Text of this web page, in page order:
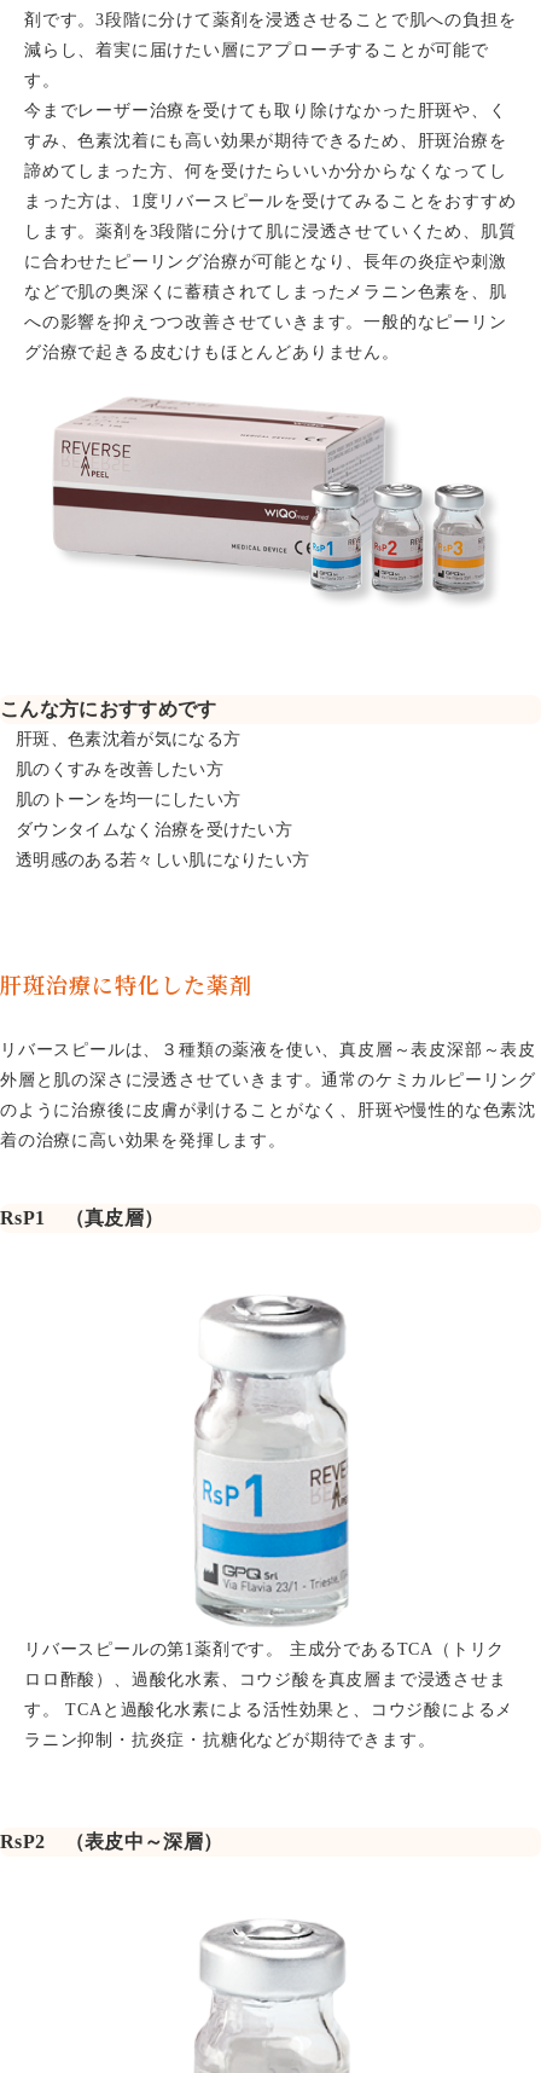
プライバシーポリシー
剤です。3段階に分けて薬剤を浸透させることで肌への負担を
減らし、着実に届けたい層にアプローチすることが可能で
す。
今までレーザー治療を受けても取り除けなかった肝斑や、く
すみ、色素沈着にも高い効果が期待できるため、肝斑治療を
諦めてしまった方、何を受けたらいいか分からなくなってし
まった方は、1度リバースピールを受けてみることをおすすめ
します。薬剤を3段階に分けて肌に浸透させていくため、肌質
に合わせたピーリング治療が可能となり、長年の炎症や刺激
などで肌の奥深くに蓄積されてしまったメラニン色素を、肌
への影響を抑えつつ改善させていきます。一般的なピーリン
グ治療で起きる皮むけもほとんどありません。
こんな方におすすめです
肝斑、色素沈着が気になる方
肌のくすみを改善したい方
肌のトーンを均一にしたい方
ダウンタイムなく治療を受けたい方
透明感のある若々しい肌になりたい方
肝斑治療に特化した薬剤
リバースピールは、３種類の薬液を使い、真皮層～表皮深部～表皮
外層と肌の深さに浸透させていきます。通常のケミカルピーリング
のように治療後に皮膚が剥けることがなく、肝斑や慢性的な色素沈
着の治療に高い効果を発揮します。
RsP1 （真皮層）
リバースピールの第1薬剤です。 主成分であるTCA（トリク
ロロ酢酸）、過酸化水素、コウジ酸を真皮層まで浸透させま
す。 TCAと過酸化水素による活性効果と、コウジ酸によるメ
ラニン抑制・抗炎症・抗糖化などが期待できます。
RsP2 （表皮中～深層）